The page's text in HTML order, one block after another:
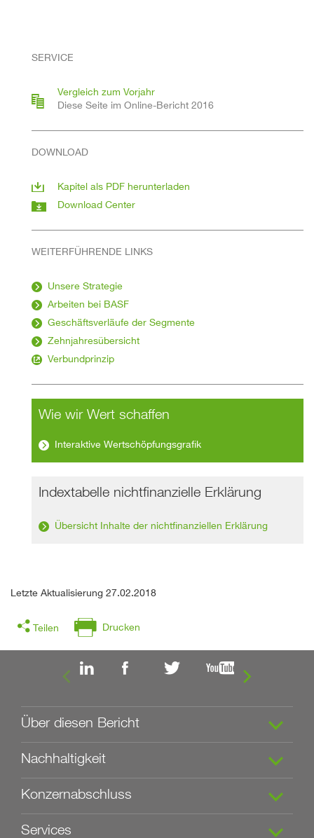
SERVICE
Vergleich zum Vorjahr
Diese Seite im Online-Bericht 2016
DOWNLOAD
Kapitel als PDF herunterladen
Download Center
WEITERFÜHRENDE LINKS
Unsere Strategie
Arbeiten bei BASF
Geschäftsverläufe der Segmente
Zehnjahresübersicht
Verbundprinzip
Wie wir Wert schaffen
Interaktive Wertschöpfungsgrafik
Indextabelle nichtfinanzielle Erklärung
Übersicht Inhalte der nichtfinanziellen Erklärung
Letzte Aktualisierung 27.02.2018
Teilen Drucken
 
Über diesen Bericht
Nachhaltigkeit
Konzernabschluss
Services